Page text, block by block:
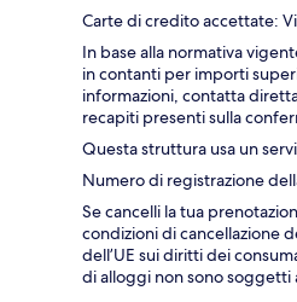
Carte di credito accettate:
In base alla normativa
in contanti per importi
informazioni, contatta
recapiti presenti sulla
Questa struttura usa un
Numero di registrazione
Se cancelli la tua
condizioni di cancellazione
dell’UE sui diritti dei
di alloggi non sono soggetti